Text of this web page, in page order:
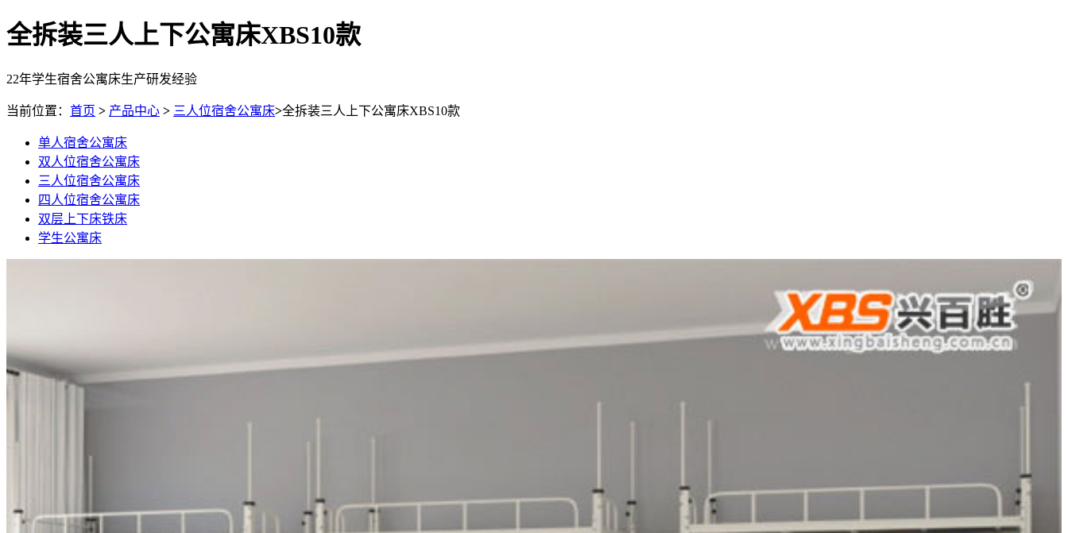
全拆装三人上下公寓床XBS10款
22年学生宿舍公寓床生产研发经验
当前位置： 首页 > 产品中心 > 三人位宿舍公寓床>全拆装三人上下公寓床XBS10款
单人宿舍公寓床
双人位宿舍公寓床
三人位宿舍公寓床
四人位宿舍公寓床
双层上下床铁床
学生公寓床